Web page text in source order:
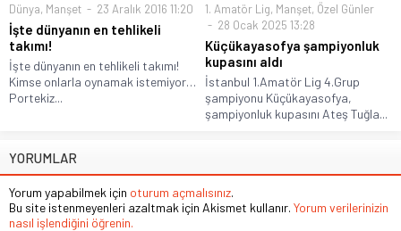
Dünya, Manşet 23 Aralık 2016 11:20
İşte dünyanın en tehlikeli
takımı!
İşte dünyanın en tehlikeli takımı!
Kimse onlarla oynamak istemiyor…
Portekiz...
1. Amatör Lig, Manşet, Özel Günler
28 Ocak 2025 13:28
Küçükayasofya şampiyonluk
kupasını aldı
İstanbul 1.Amatör Lig 4.Grup
şampiyonu Küçükayasofya,
şampiyonluk kupasını Ateş Tuğla...
YORUMLAR
Yorum yapabilmek için oturum açmalısınız.
Bu site istenmeyenleri azaltmak için Akismet kullanır. Yorum verilerinizin
nasıl işlendiğini öğrenin.